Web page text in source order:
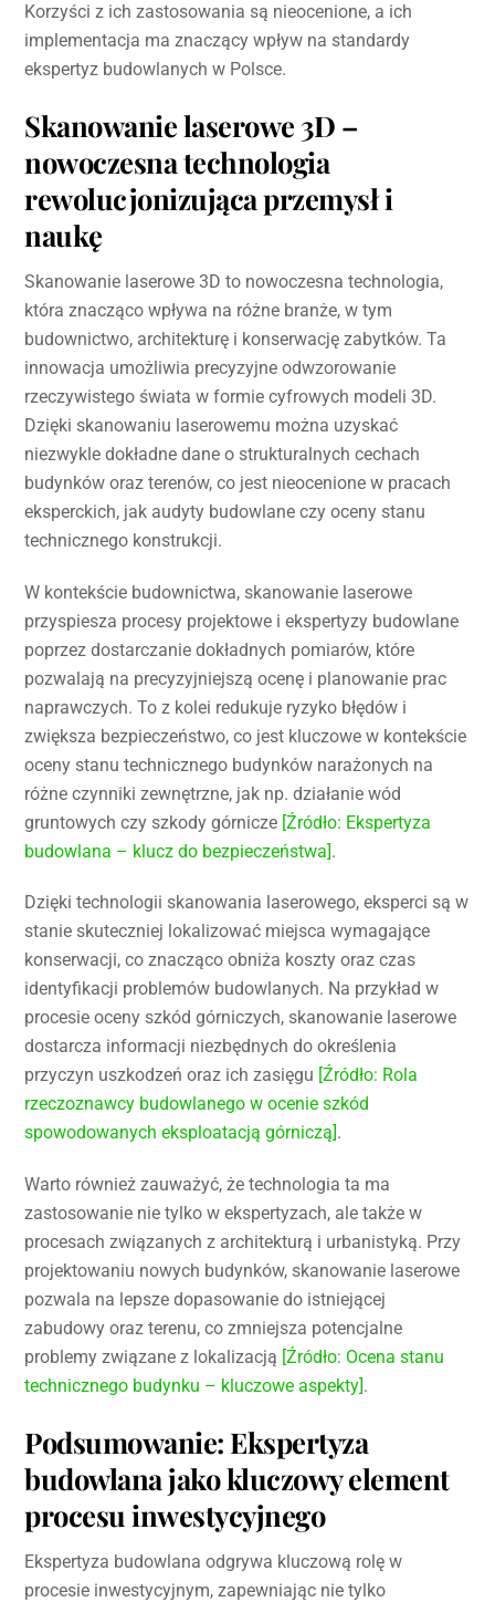
Korzyści z ich zastosowania są nieocenione, a ich
implementacja ma znaczący wpływ na standardy
ekspertyz budowlanych w Polsce.
Skanowanie laserowe 3D –
nowoczesna technologia
rewolucjonizująca przemysł i
naukę
Skanowanie laserowe 3D to nowoczesna technologia,
która znacząco wpływa na różne branże, w tym
budownictwo, architekturę i konserwację zabytków. Ta
innowacja umożliwia precyzyjne odwzorowanie
rzeczywistego świata w formie cyfrowych modeli 3D.
Dzięki skanowaniu laserowemu można uzyskać
niezwykle dokładne dane o strukturalnych cechach
budynków oraz terenów, co jest nieocenione w pracach
eksperckich, jak audyty budowlane czy oceny stanu
technicznego konstrukcji.
W kontekście budownictwa, skanowanie laserowe
przyspiesza procesy projektowe i ekspertyzy budowlane
poprzez dostarczanie dokładnych pomiarów, które
pozwalają na precyzyjniejszą ocenę i planowanie prac
naprawczych. To z kolei redukuje ryzyko błędów i
zwiększa bezpieczeństwo, co jest kluczowe w kontekście
oceny stanu technicznego budynków narażonych na
różne czynniki zewnętrzne, jak np. działanie wód
gruntowych czy szkody górnicze [Źródło: Ekspertyza
budowlana – klucz do bezpieczeństwa].
Dzięki technologii skanowania laserowego, eksperci są w
stanie skuteczniej lokalizować miejsca wymagające
konserwacji, co znacząco obniża koszty oraz czas
identyfikacji problemów budowlanych. Na przykład w
procesie oceny szkód górniczych, skanowanie laserowe
dostarcza informacji niezbędnych do określenia
przyczyn uszkodzeń oraz ich zasięgu [Źródło: Rola
rzeczoznawcy budowlanego w ocenie szkód
spowodowanych eksploatacją górniczą].
Warto również zauważyć, że technologia ta ma
zastosowanie nie tylko w ekspertyzach, ale także w
procesach związanych z architekturą i urbanistyką. Przy
projektowaniu nowych budynków, skanowanie laserowe
pozwala na lepsze dopasowanie do istniejącej
zabudowy oraz terenu, co zmniejsza potencjalne
problemy związane z lokalizacją [Źródło: Ocena stanu
technicznego budynku – kluczowe aspekty].
Podsumowanie: Ekspertyza
budowlana jako kluczowy element
procesu inwestycyjnego
Ekspertyza budowlana odgrywa kluczową rolę w
procesie inwestycyjnym, zapewniając nie tylko